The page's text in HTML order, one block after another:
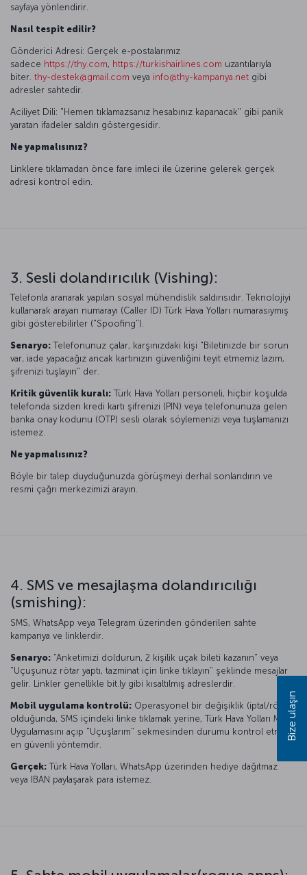
sayfaya yönlendirir.
Nasıl tespit edilir?
Gönderici Adresi: Gerçek e-postalarımız
sadece https://thy.com, https://turkishairlines.com uzantılarıyla
biter. thy-destek@gmail.com veya info@thy-kampanya.net gibi
adresler sahtedir.
Aciliyet Dili: "Hemen tıklamazsanız hesabınız kapanacak" gibi panik
yaratan ifadeler saldırı göstergesidir.
Ne yapmalısınız?
Linklere tıklamadan önce fare imleci ile üzerine gelerek gerçek
adresi kontrol edin.
3. Sesli dolandırıcılık (Vishing):
Telefonla aranarak yapılan sosyal mühendislik saldırısıdır. Teknolojiyi
kullanarak arayan numarayı (Caller ID) Türk Hava Yolları numarasıymış
gibi gösterebilirler ("Spoofing").
Senaryo: Telefonunuz çalar, karşınızdaki kişi "Biletinizde bir sorun
var, iade yapacağız ancak kartınızın güvenliğini teyit etmemiz lazım,
şifrenizi tuşlayın" der.
Kritik güvenlik kuralı: Türk Hava Yolları personeli, hiçbir koşulda
telefonda sizden kredi kartı şifrenizi (PIN) veya telefonunuza gelen
banka onay kodunu (OTP) sesli olarak söylemenizi veya tuşlamanızı
istemez.
Ne yapmalısınız?
Böyle bir talep duyduğunuzda görüşmeyi derhal sonlandırın ve
resmi çağrı merkezimizi arayın.
4. SMS ve mesajlaşma dolandırıcılığı
(smishing):
SMS, WhatsApp veya Telegram üzerinden gönderilen sahte
kampanya ve linklerdir.
Senaryo: "Anketimizi doldurun, 2 kişilik uçak bileti kazanın" veya
"Uçuşunuz rötar yaptı, tazminat için linke tıklayın" şeklinde mesajlar
gelir. Linkler genellikle bit.ly gibi kısaltılmış adreslerdir.
Mobil uygulama kontrolü: Operasyonel bir değişiklik (iptal/rötar)
olduğunda, SMS içindeki linke tıklamak yerine, Türk Hava Yolları Mobil
Uygulamasını açıp "Uçuşlarım" sekmesinden durumu kontrol etmek
en güvenli yöntemdir.
Gerçek: Türk Hava Yolları, WhatsApp üzerinden hediye dağıtmaz
veya IBAN paylaşarak para istemez.
Bize ulaşın